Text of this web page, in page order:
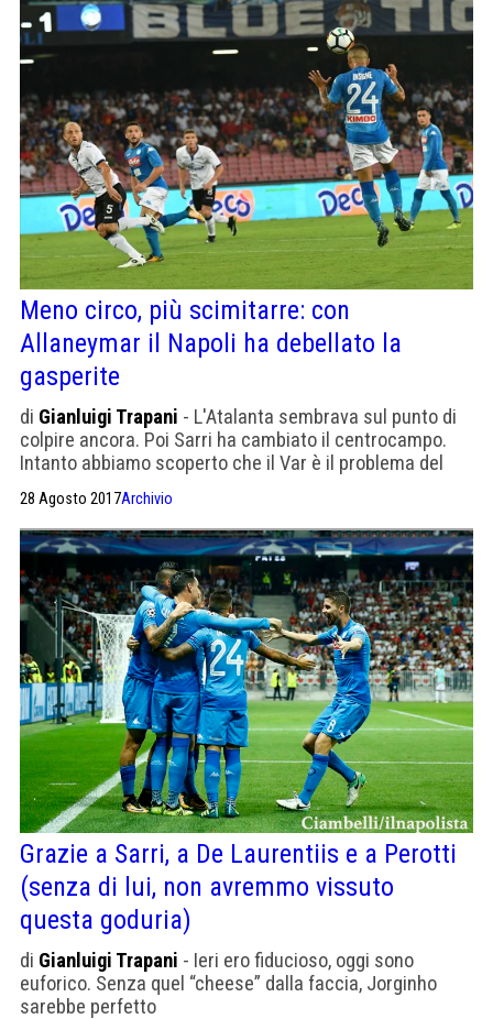
Meno circo, più scimitarre: con
Allaneymar il Napoli ha debellato la
gasperite
di Gianluigi Trapani - L'Atalanta sembrava sul punto di
colpire ancora. Poi Sarri ha cambiato il centrocampo.
Intanto abbiamo scoperto che il Var è il problema del
28 Agosto 2017Archivio
Grazie a Sarri, a De Laurentiis e a Perotti
(senza di lui, non avremmo vissuto
questa goduria)
di Gianluigi Trapani - Ieri ero fiducioso, oggi sono
euforico. Senza quel “cheese” dalla faccia, Jorginho
sarebbe perfetto